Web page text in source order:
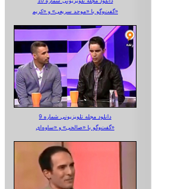
گفت‌وگو با «موحد سریعی» و «کریم»
دانلود مجله تلویزیونی شماره 9
گفت‌وگو با «صالحی» و «ساوه‌ای»